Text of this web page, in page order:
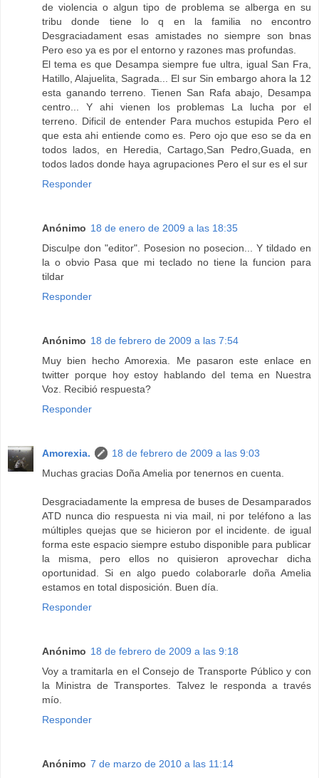
de violencia o algun tipo de problema se alberga en su
tribu donde tiene lo q en la familia no encontro
Desgraciadament esas amistades no siempre son bnas
Pero eso ya es por el entorno y razones mas profundas.
El tema es que Desampa siempre fue ultra, igual San Fra,
Hatillo, Alajuelita, Sagrada... El sur Sin embargo ahora la 12
esta ganando terreno. Tienen San Rafa abajo, Desampa
centro... Y ahi vienen los problemas La lucha por el
terreno. Dificil de entender Para muchos estupida Pero el
que esta ahi entiende como es. Pero ojo que eso se da en
todos lados, en Heredia, Cartago,San Pedro,Guada, en
todos lados donde haya agrupaciones Pero el sur es el sur
Responder
Anónimo 18 de enero de 2009 a las 18:35
Disculpe don "editor". Posesion no posecion... Y tildado en
la o obvio Pasa que mi teclado no tiene la funcion para
tildar
Responder
Anónimo 18 de febrero de 2009 a las 7:54
Muy bien hecho Amorexia. Me pasaron este enlace en
twitter porque hoy estoy hablando del tema en Nuestra
Voz. Recibió respuesta?
Responder
Amorexia.
18 de febrero de 2009 a las 9:03
Muchas gracias Doña Amelia por tenernos en cuenta.
Desgraciadamente la empresa de buses de Desamparados
ATD nunca dio respuesta ni via mail, ni por teléfono a las
múltiples quejas que se hicieron por el incidente. de igual
forma este espacio siempre estubo disponible para publicar
la misma, pero ellos no quisieron aprovechar dicha
oportunidad. Si en algo puedo colaborarle doña Amelia
estamos en total disposición. Buen día.
Responder
Anónimo 18 de febrero de 2009 a las 9:18
Voy a tramitarla en el Consejo de Transporte Público y con
la Ministra de Transportes. Talvez le responda a través
mío.
Responder
Anónimo 7 de marzo de 2010 a las 11:14